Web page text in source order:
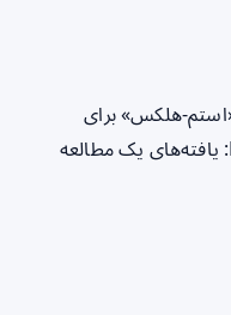
هلکس» برای
خنثی‌سازی متقاطع MERS-CoV: یافته‌های یک مطالعه